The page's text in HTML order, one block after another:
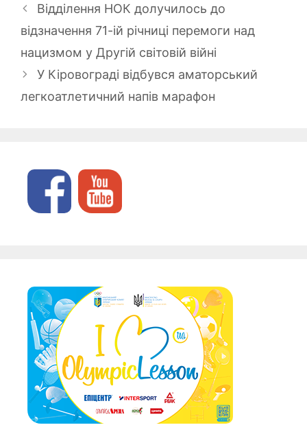
Відділення НОК долучилось до
відзначення 71-ій річниці перемоги над
нацизмом у Другій світовій війні
У Кіровограді відбувся аматорський
легкоатлетичний напів марафон